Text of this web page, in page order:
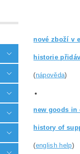
nové zboží v
historie
(nápověda)
new goods in
history of
(english help)